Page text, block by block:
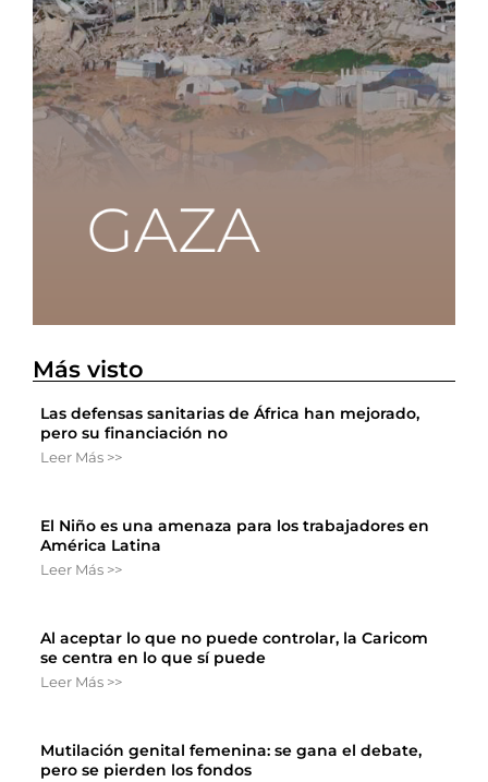
Más visto
Las defensas sanitarias de África han mejorado,
pero su financiación no
Leer Más >>
El Niño es una amenaza para los trabajadores en
América Latina
Leer Más >>
Al aceptar lo que no puede controlar, la Caricom
se centra en lo que sí puede
Leer Más >>
Mutilación genital femenina: se gana el debate,
pero se pierden los fondos